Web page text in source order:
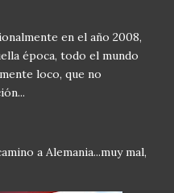
en el año 2008,
época, todo el mundo
loco, que no
a Alemania...muy mal,